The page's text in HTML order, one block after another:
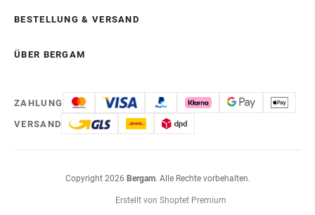
BESTELLUNG & VERSAND
ÜBER BERGAM
ZAHLUNG
VERSAND
Erstellt von Shoptet Premium
Copyright 2026 Bergam. Alle Rechte vorbehalten.